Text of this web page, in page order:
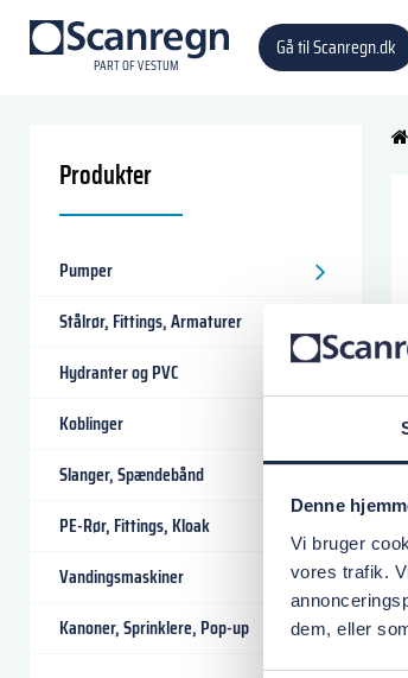
Denne
Vi bruger
vores trafik.
dem, eller
PARTOF VESTUM
Gå til Scanregn.dk
Produkter
Pumper
Stålrør, Fittings, Armaturer
Hydranter og PVC
Koblinger
Slanger, Spændebånd
PE-Rør, Fittings, Kloak
Vandingsmaskiner
Kanoner, Sprinklere, Pop-up